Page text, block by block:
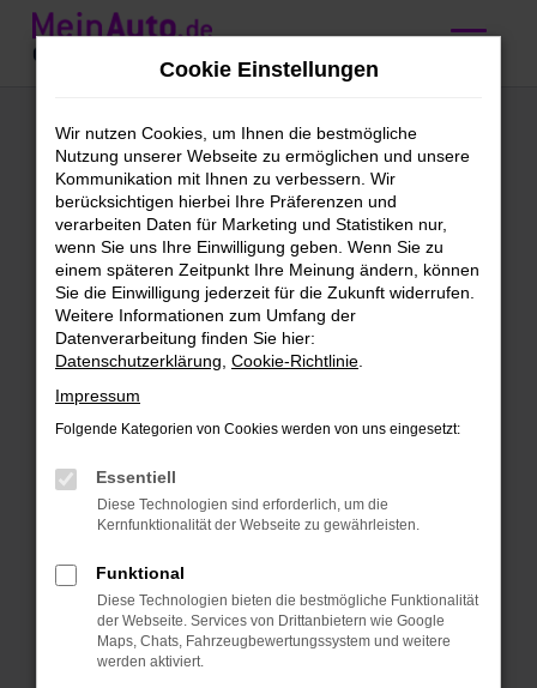
Zum
Hauptinhalt
Audi A4
Jahreswagen
kaufen mit
Lieferservice nach
Nürnberg
Jahreswagen für Nürnberg
Audi A4 Jahreswagen werden gerne
auch als Fast-Neuwagen bezeichnet.
Der Grund liegt im Datum der ersten
zurückliegen darf. Für deine Mobilität in
Nürnberg bedeutet dies, dass du mit
großer Wahrscheinlichkeit in ein
Fahrzeug aus der aktuellen
Cookie Einstellungen
Wir nutzen Cookies, um Ihnen die bestmögliche
Nutzung unserer Webseite zu ermöglichen und unsere
Kommunikation mit Ihnen zu verbessern. Wir
berücksichtigen hierbei Ihre Präferenzen und
verarbeiten Daten für Marketing und Statistiken nur,
wenn Sie uns Ihre Einwilligung geben. Wenn Sie zu
einem späteren Zeitpunkt Ihre Meinung ändern, können
Sie die Einwilligung jederzeit für die Zukunft widerrufen.
Weitere Informationen zum Umfang der
Datenverarbeitung finden Sie hier:
Datenschutzerklärung Cookie-Richtlinie
Impressum
Folgende Kategorien von Cookies werden von uns eingesetzt:
Essentiell
Diese Technologien sind erforderlich, um die
Kernfunktionalität der Webseite zu gewährleisten.
Funktional
Diese Technologien bieten die bestmögliche Funktionalität
der Webseite. Services von Drittanbietern wie Google
Maps, Chats, Fahrzeugbewertungssystem und weitere
werden aktiviert.